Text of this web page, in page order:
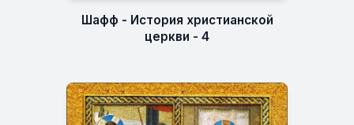
Шафф - История христианской
церкви - 4